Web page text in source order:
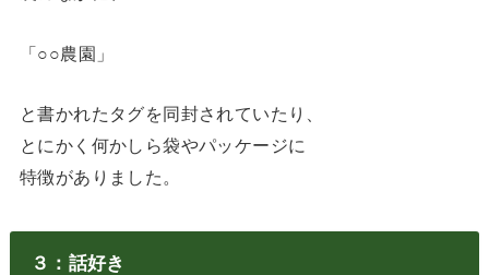
「○○農園」
と書かれたタグを同封されていたり、
とにかく何かしら袋やパッケージに
特徴がありました。
３：話好き